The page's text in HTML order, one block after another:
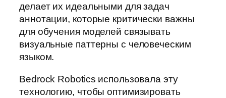
делает их идеальными для задач
аннотации, которые критически важны
для обучения моделей связывать
визуальные паттерны с человеческим
языком.
Bedrock Robotics использовала эту
технологию, чтобы оптимизировать